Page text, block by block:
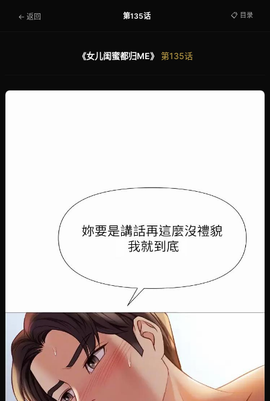
← 返回 第135话 📋 目录
《女儿闺蜜都归ME》 第135话